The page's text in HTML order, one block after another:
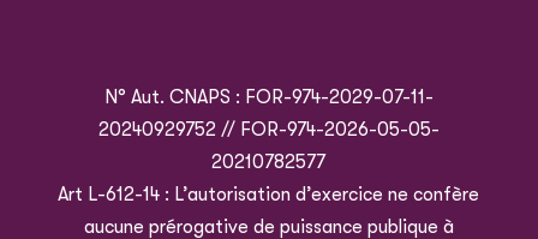
N° Aut. CNAPS : FOR-974-2029-07-11-
20240929752 // FOR-974-2026-05-05-
20210782577
Art L-612-14 : L’autorisation d’exercice ne confère
aucune prérogative de puissance publique à